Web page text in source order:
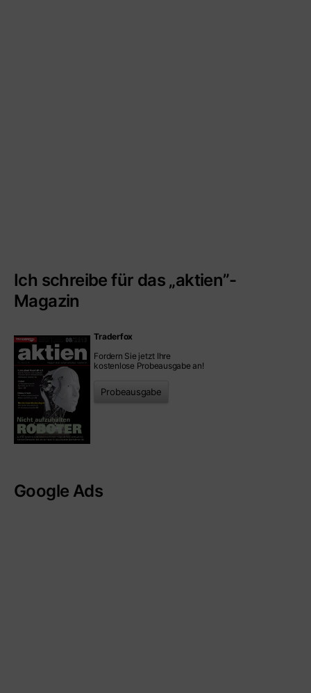
Ich schreibe für das „aktien”-
Magazin
Traderfox
Fordern Sie jetzt Ihre
kostenlose Probeausgabe an!
Probeausgabe
Google Ads